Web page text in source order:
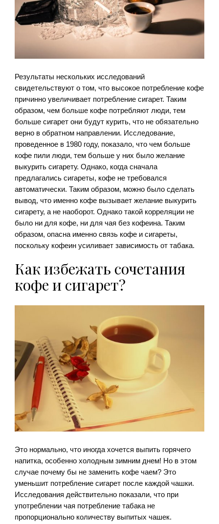
Результаты нескольких исследований
свидетельствуют о том, что высокое потребление кофе
причинно увеличивает потребление сигарет. Таким
образом, чем больше кофе потребляют люди, тем
больше сигарет они будут курить, что не обязательно
верно в обратном направлении. Исследование,
проведенное в 1980 году, показало, что чем больше
кофе пили люди, тем больше у них было желание
выкурить сигарету. Однако, когда сначала
предлагались сигареты, кофе не требовался
автоматически. Таким образом, можно было сделать
вывод, что именно кофе вызывает желание выкурить
сигарету, а не наоборот. Однако такой корреляции не
было ни для кофе, ни для чая без кофеина. Таким
образом, опасна именно связь кофе и сигареты,
поскольку кофеин усиливает зависимость от табака.
Как избежать сочетания
кофе и сигарет?
Это нормально, что иногда хочется выпить горячего
напитка, особенно холодным зимним днем! Но в этом
случае почему бы не заменить кофе чаем? Это
уменьшит потребление сигарет после каждой чашки.
Исследования действительно показали, что при
употреблении чая потребление табака не
пропорционально количеству выпитых чашек.